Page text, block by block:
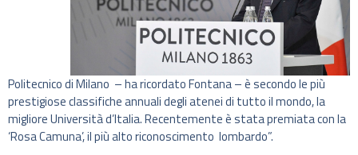
Politecnico di Milano – ha ricordato Fontana – è secondo le più
prestigiose classifiche annuali degli atenei di tutto il mondo, la
migliore Università d’Italia. Recentemente è stata premiata con la
‘Rosa Camuna’, il più alto riconoscimento lombardo”.